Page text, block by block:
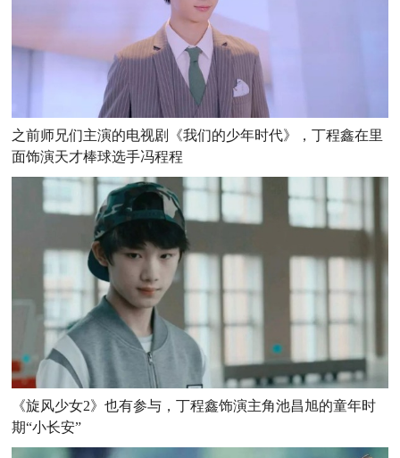
之前师兄们主演的电视剧《我们的少年时代》，丁程鑫在里
面饰演天才棒球选手冯程程
《旋风少女2》也有参与，丁程鑫饰演主角池昌旭的童年时
期“小长安”